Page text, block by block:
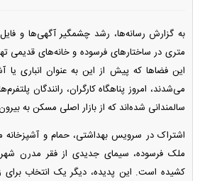
متری در ساختار‌های فرسوده و خانه‌های قدیمی
این فضا‌ها که پیش از این به عنوان انباری یا
می‌شدند، امروز پناهگاه کارگران، رانندگان
سالمندانی شده‌اند که از بازار اصلی مسکن به
اشتراک در سرویس بهداشتی، حمام و
ملک فرسوده، سیمای جدیدی از فقر مدرن
کشیده است. این پدیده، دیگر یک انتخاب